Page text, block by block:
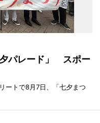
パレード」 スポー
ートで8月7日、「七夕まつ